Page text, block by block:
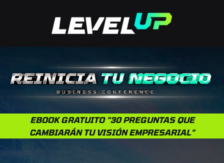
EBOOK GRATUITO "30 PREGUNTAS QUE
CAMBIARÁN TU VISIÓN EMPRESARIAL"